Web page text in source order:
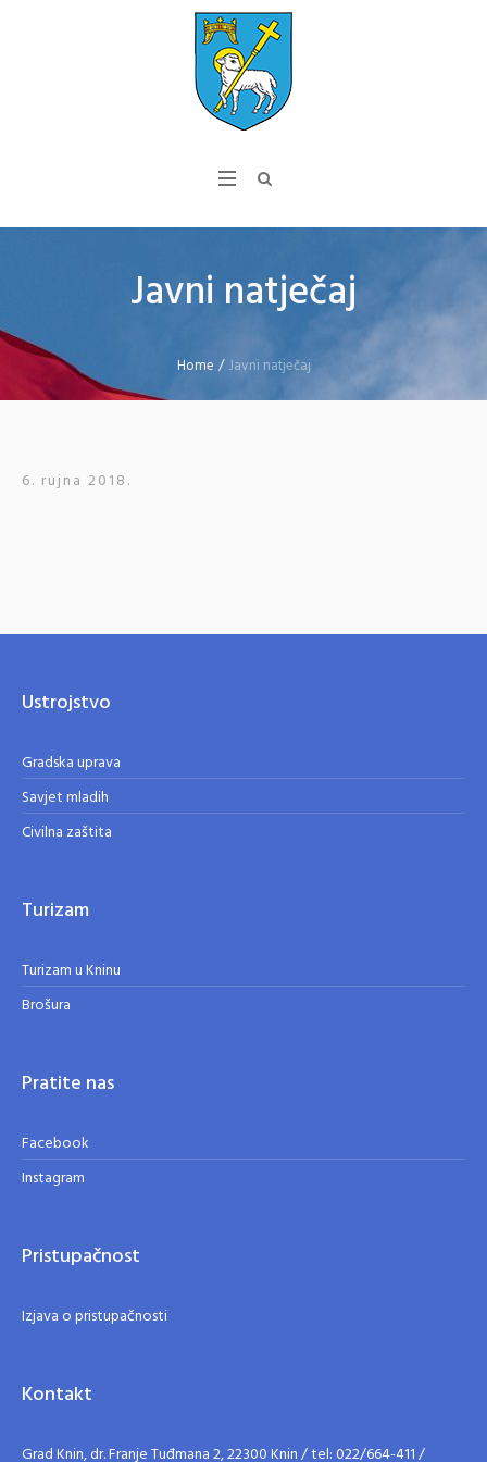
Javni natječaj
Home /Javni natječaj
6. rujna 2018.
Ustrojstvo
Gradska uprava
Savjet mladih
Civilna zaštita
Turizam
Turizam u Kninu
Brošura
Pratite nas
Facebook
Instagram
Pristupačnost
Izjava o pristupačnosti
Kontakt
Grad Knin, dr. Franje Tuđmana 2, 22300 Knin / tel: 022/664-411 /